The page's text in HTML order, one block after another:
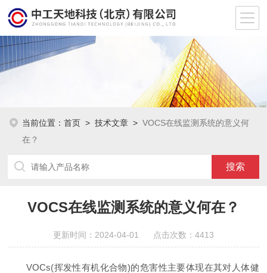
当前位置：首页 >技术文章 >VOCS在线监测系统的意义何
在？
VOCS在线监测系统的意义何在？
更新时间：2024-04-01 点击次数：4413
VOCs(挥发性有机化合物)的危害性主要体现在其对人体健